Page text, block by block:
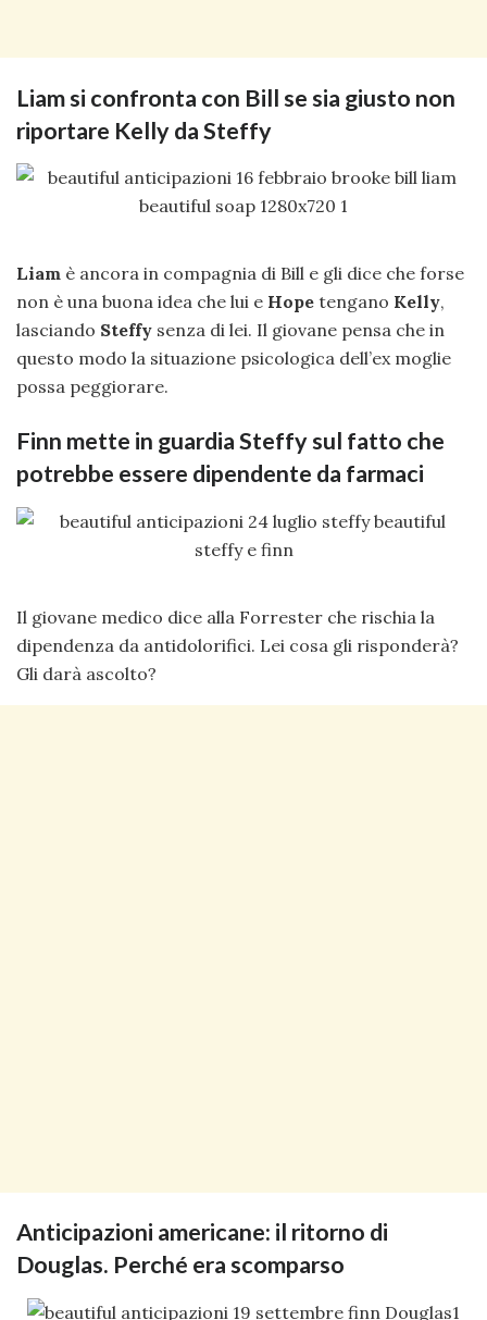
Liam si confronta con Bill se sia giusto non
riportare Kelly da Steffy
Liam è ancora in compagnia di Bill e gli dice che forse
non è una buona idea che lui e Hope tengano Kelly,
lasciando Steffy senza di lei. Il giovane pensa che in
questo modo la situazione psicologica dell’ex moglie
possa peggiorare.
Finn mette in guardia Steffy sul fatto che
potrebbe essere dipendente da farmaci
Il giovane medico dice alla Forrester che rischia la
dipendenza da antidolorifici. Lei cosa gli risponderà?
Gli darà ascolto?
Anticipazioni americane: il ritorno di
Douglas. Perché era scomparso